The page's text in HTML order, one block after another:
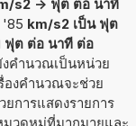
s2 -> ฟุต ต่อ นาที
'85 km/s2 เป็น ฟุต
ฟุต ต่อ นาที ต่อ
คำนวณเป็นหน่วย
องคำนวณจะช่วย
การแสดงรายการ
มวดหมู่ที่มากมายและ